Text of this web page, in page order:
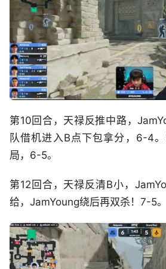
第10回合，天禄反推中路，
队借机进入B点下包拿分，6-4
局，6-5。
第12回合，天禄反清B小，
给，JamYoung绕后再双杀！7-5。